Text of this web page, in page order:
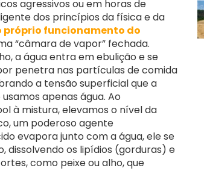
agressivos ou em horas de
dos princípios da física e da
próprio funcionamento do
“câmara de vapor” fechada.
a água entra em ebulição e se
penetra nas partículas de comida
a tensão superficial que a
apenas água. Ao
à mistura, elevamos o nível da
um poderoso agente
evapora junto com a água, ele se
dissolvendo os lipídios (gorduras) e
como peixe ou alho, que